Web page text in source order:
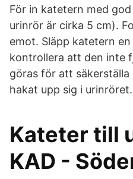
För in katetern med
urinrör är cirka 5 cm).
emot. Släpp katetern
kontrollera att den inte
göras för att
hakat upp sig i urinröret.
Kateter till
KAD -